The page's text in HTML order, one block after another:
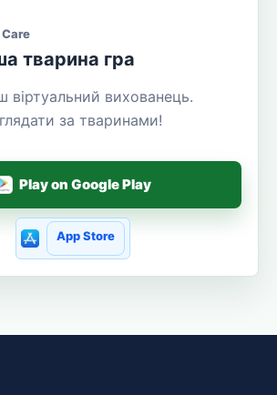
Care
тварина гра
віртуальний вихованець.
за тваринами!
Play on Google Play
App Store